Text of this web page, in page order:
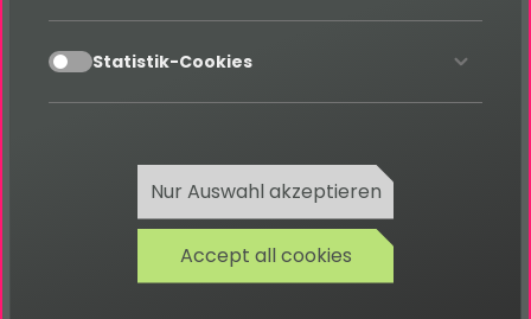
Shop
accept Statistik-Cookies
Nur Auswahl akzeptieren
Accept all cookies